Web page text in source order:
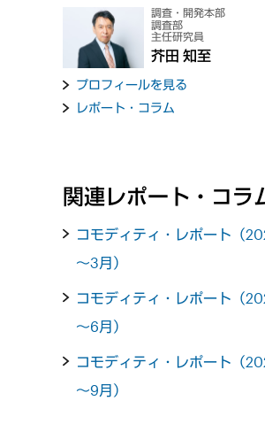
調査・開発本部
調査部
主任研究員
芥田 知至
プロフィールを見る
レポート・コラム
関連レポート・コラ
コモディティ・レポート（
～3月）
コモディティ・レポート（
～6月）
コモディティ・レポート（
～9月）